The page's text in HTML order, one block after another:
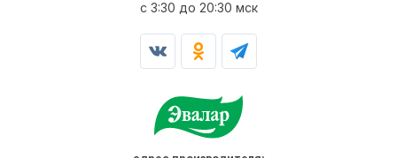
c 3:30 до 20:30 мск